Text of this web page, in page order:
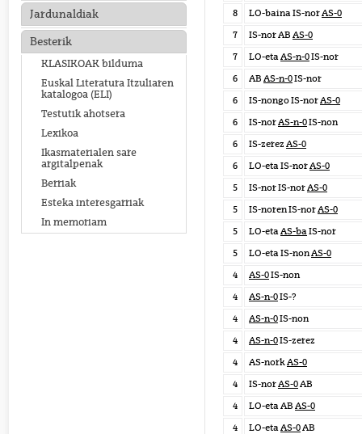
Jardunaldiak
Besterik
KLASIKOAK bilduma
Euskal Literatura Itzuliaren
katalogoa (ELI)
Testutik ahotsera
Lexikoa
Ikasmaterialen sare
argitalpenak
Berriak
Esteka interesgarriak
In memoriam
8
LO-baina IS-norAS-0
7
IS-nor AB AS-0
7
LO-etaAS-n-0IS-nor
6
AB AS-n-0IS-nor
6
IS-nongo IS-norAS-0
6
IS-norAS-n-0IS-non
6
IS-zerez AS-0
6
LO-eta IS-norAS-0
5
IS-nor IS-norAS-0
5
IS-noren IS-norAS-0
5
LO-etaAS-baIS-nor
5
LO-eta IS-nonAS-0
4
AS-0IS-non
4
AS-n-0IS-?
4
AS-n-0IS-non
4
AS-n-0IS-zerez
4
AS-norkAS-0
4
IS-norAS-0AB
4
LO-eta AB AS-0
4
LO-etaAS-0AB